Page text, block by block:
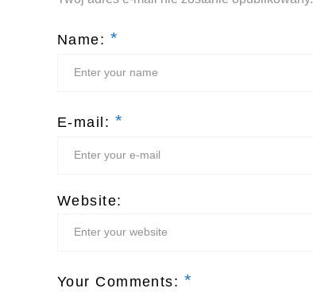
Name: *
E-mail: *
Website:
Your Comments: *